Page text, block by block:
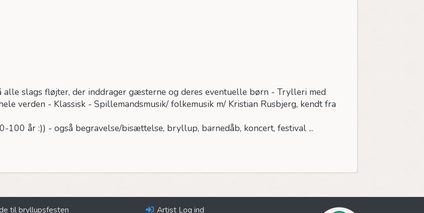
alle slags fløjter, der inddrager gæsterne og deres eventuelle børn - Trylleri med
verden - Klassisk - Spillemandsmusik/ folkemusik m/ Kristian Rusbjerg, kendt fra
år :)) - også begravelse/bisættelse, bryllup, barnedåb, koncert, festival ...
til bryllupsfesten Artist Log ind